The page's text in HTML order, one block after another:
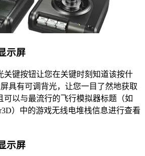
示屏
关键按钮让您在关键时刻知道该按什
具有可调背光，让您一目了然地获取
可以与最流行的飞行模拟器标题（如
）中的游戏无线电堆栈信息进行查看
示屏